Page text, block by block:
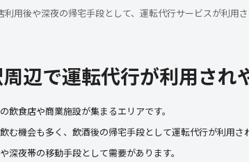
利用後や深夜の帰宅手段として、運転代行サービスが利用さ
辺で運転代行が利用され
食店や商業施設が集まるエリアです。
機会も多く、飲酒後の帰宅手段として運転代行が利用さ
夜帯の移動手段として需要があります。